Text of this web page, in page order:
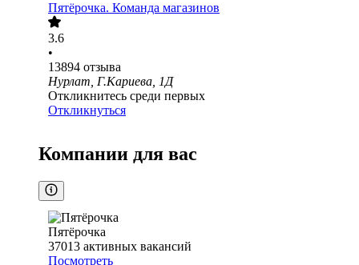
Пятёрочка. Команда магазинов
3.6
•
13894 отзыва
Нурлат, Г.Кариева, 1Д
Откликнитесь среди первых
Откликнуться
Компании для вас
Пятёрочка
37013 активных вакансий
Посмотреть